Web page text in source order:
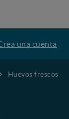
una cuenta
Huevos frescos